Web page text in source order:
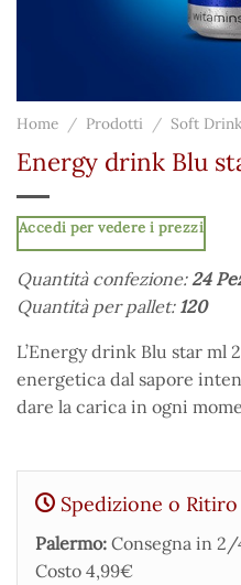
Home / Prodotti / Soft Drink
Energy drink Blu
Accedi per vedere i prezzi
Quantità confezione:24
Quantità per pallet: 120
L’Energy drink Blu star ml
energetica dal sapore
dare la carica in ogni
Spedizione o Ritiro
Palermo: Consegna in
Costo 4,99€